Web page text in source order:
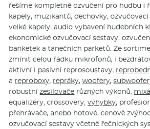
řešíme kompletně ozvučení pro hudbu i
kapely, muzikantů, dechovky,
velké kapely, audio vybavení hudebních
ekonomické ozvučovací sestavy,
banketek a tanečních parketů. Ze
zmínit celou řádku mikrofonů, i
aktivní i pasivní reprosoustavy,
a reproboxy, repráky,woofery,
robustnízesilovače různých výkonů,
equalizéry, crossovery,výhybky,
přehrávače, anebo hotové, cenově
ozvučovací sestavy včetně řečnických